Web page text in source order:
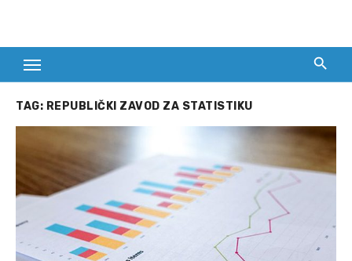
TAG: REPUBLIČKI ZAVOD ZA STATISTIKU